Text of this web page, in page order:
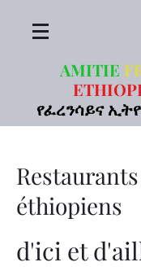
AMITIE
የፈረንሳይና
Restaurants
éthiopiens
d'ici et